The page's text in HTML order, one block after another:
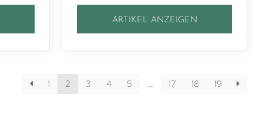
ARTIKEL ANZEIGEN
1 2 3 4 5 … 17 18 19